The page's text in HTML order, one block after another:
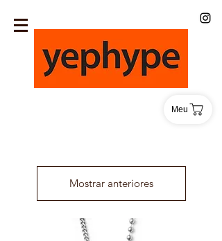
Meu
Mostrar anteriores